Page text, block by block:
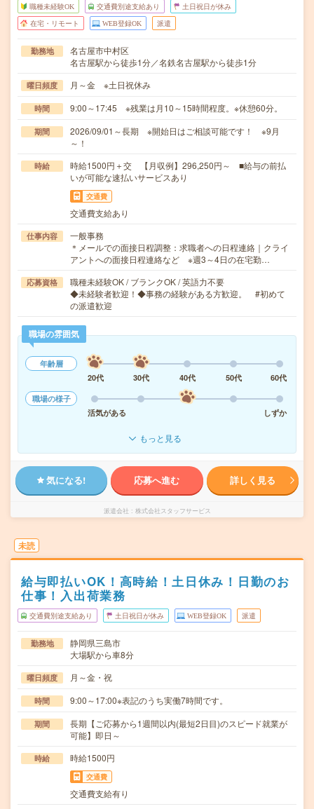
職種未経験OK 交通費別途支給あり 土日祝日が休み
在宅・リモート WEB登録OK 派遣
勤務地
名古屋市中村区
名古屋駅から徒歩1分／名鉄名古屋駅から徒歩1分
曜日頻度 月～金 ※土日祝休み
時間 9:00～17:45 ※残業は月10～15時間程度。※休憩60分。
期間
2026/09/01～長期 ※開始日はご相談可能です！ ※9月
～！
時給
時給1500円＋交 【月収例】296,250円～ ■給与の前払
いが可能な速払いサービスあり
交通費
交通費支給あり
仕事内容
一般事務
＊メールでの面接日程調整：求職者への日程連絡｜クライ
アントへの面接日程連絡など ※週3～4日の在宅勤…
応募資格
職種未経験OK / ブランクOK / 英語力不要
◆未経験者歓迎！◆事務の経験がある方歓迎。 #初めて
の派遣歓迎
職場の雰囲気
年齢層
20代
30代 40代 50代
60代
職場の様子
活気がある
しずか
もっと見る
気になる! 応募へ進む 詳しく見る
派遣会社 株式会社スタッフサービス
未読
給与即払いOK！高時給！土日休み！日勤のお
仕事！入出荷業務
交通費別途支給あり 土日祝日が休み WEB登録OK 派遣
勤務地
静岡県三島市
大場駅から車8分
曜日頻度 月～金・祝
時間 9:00～17:00※表記のうち実働7時間です。
期間
長期【ご応募から1週間以内(最短2日目)のスピード就業が
可能】即日～
時給 時給1500円
交通費
交通費支給有り